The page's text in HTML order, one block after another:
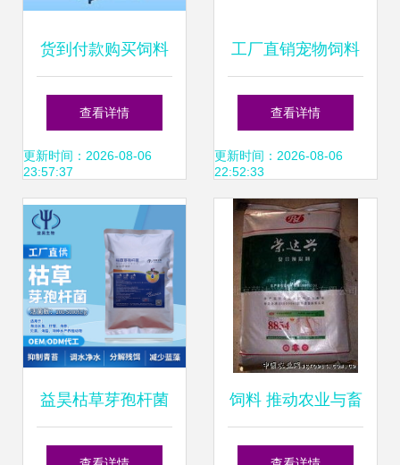
货到付款购买饲料
的实用指南与注意
事项
查看详情
更新时间：2026-08-06
23:57:37
工厂直销宠物饲料
用代乳粉 精准选购
中国制造饲料产品
的智能导航
查看详情
更新时间：2026-08-06
22:52:33
益昊枯草芽孢杆菌
水产养殖领域的微
饲料 推动农业与畜
牧业高质量发展的